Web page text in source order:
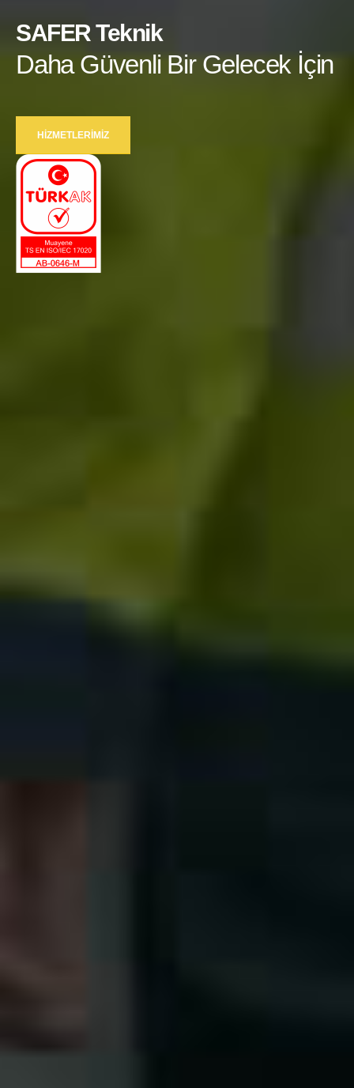
SAFER Teknik
Daha Güvenli Bir Gelecek İçin
HIZMETLERIMIZ